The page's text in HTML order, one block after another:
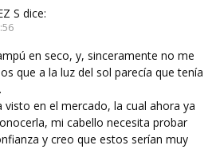
S dice:
en seco, y, sinceramente no me
que a la luz del sol parecía que tenía
visto en el mercado, la cual ahora ya
mi cabello necesita probar
y creo que estos serían muy